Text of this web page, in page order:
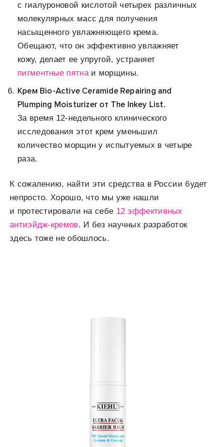
с гиалуроновой кислотой четырех различных
молекулярных масс для получения
насыщенного увлажняющего крема.
Обещают, что он эффективно увлажняет
кожу, делает ее упругой, устраняет
пигментные пятнаи морщины.
Крем Bio-Active Ceramide Repairing and
Plumping Moisturizer от The Inkey List.
За время 12-недельного клинического
исследования этот крем уменьшил
количество морщин у испытуемых в четыре
раза.
К сожалению, найти эти средства в России будет
непросто. Хорошо, что мы уже нашли
и протестировали на себе 12 эффективных
антиэйдж-кремов. И без научных разработок
здесь тоже не обошлось.